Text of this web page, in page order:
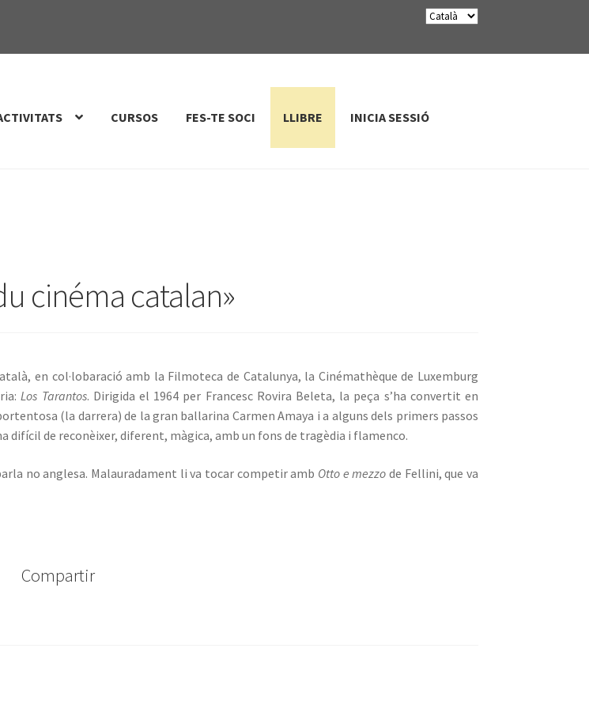
CURSOS FES-TE SOCI LLIBRE INICIA SESSIÓ
cinéma catalan»
en col·lobaració amb la Filmoteca de Catalunya, la Cinémathèque de Luxemburg
Los Tarantos. Dirigida el 1964 per Francesc Rovira Beleta, la peça s’ha convertit en
(la darrera) de la gran ballarina Carmen Amaya i a alguns dels primers passos
difícil de reconèixer, diferent, màgica, amb un fons de tragèdia i flamenco.
no anglesa. Malauradament li va tocar competir amb Otto e mezzo de Fellini, que va
Compartir